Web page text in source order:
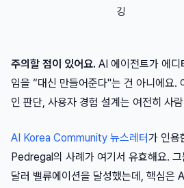
깅
주의할 점이 있어요. AI 에이전트가 에디
임을 “대신 만들어준다"는 건 아니에요.
인 판단, 사용자 경험 설계는 여전히 사
AI Korea Community 뉴스레터가 인용
Pedregal의 사례가 여기서 유효해요.
달러 밸류에이션을 달성했는데, 핵심은